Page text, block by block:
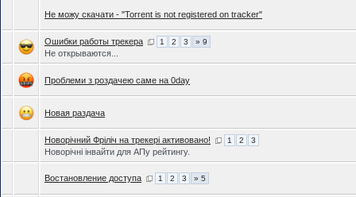
Не можу скачати - "Torrent is not registered on tracker"
Ошибки работы трекера 1 2 3 » 9
Не открываются...
Проблеми з роздачею саме на 0day
Новая раздача
Новорічний Фріліч на трекері активовано! 1 2 3
Новорічні інвайти для АПу рейтингу.
Востановление доступа 1 2 3 » 5